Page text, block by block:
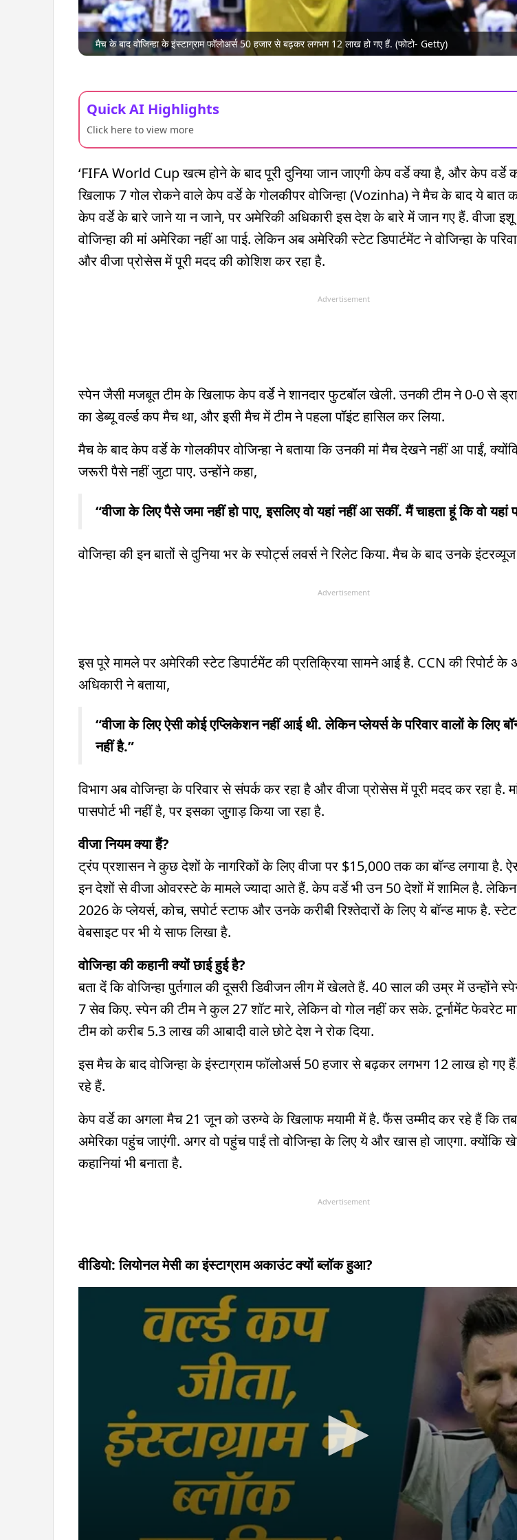
मैच के बाद वोजिन्हा के इंस्टाग्राम फॉलोअर्स 50 हजार से बढ़कर लगभग 12 लाख हो गए हैं. (फोटो- Getty)
Quick AI Highlights
Click here to view more
‘FIFA World Cup खत्म होने के बाद पूरी दुनिया जान जाएगी केप वर्डे क्या है, और केप वर्डे
खिलाफ 7 गोल रोकने वाले केप वर्डे के गोलकीपर वोजिन्हा (Vozinha) ने मैच के बाद ये बात
केप वर्डे के बारे जाने या न जाने, पर अमेरिकी अधिकारी इस देश के बारे में जान गए हैं. वीजा
वोजिन्हा की मां अमेरिका नहीं आ पाई. लेकिन अब अमेरिकी स्टेट डिपार्टमेंट ने वोजिन्हा के
और वीजा प्रोसेस में पूरी मदद की कोशिश कर रहा है.
Advertisement
स्पेन जैसी मजबूत टीम के खिलाफ केप वर्डे ने शानदार फुटबॉल खेली. उनकी टीम ने 0-0 से
का डेब्यू वर्ल्ड कप मैच था, और इसी मैच में टीम ने पहला पॉइंट हासिल कर लिया.
मैच के बाद केप वर्डे के गोलकीपर वोजिन्हा ने बताया कि उनकी मां मैच देखने नहीं आ पाईं,
जरूरी पैसे नहीं जुटा पाए. उन्होंने कहा,
“वीजा के लिए पैसे जमा नहीं हो पाए, इसलिए वो यहां नहीं आ सकीं. मैं चाहता हूं कि वो यहां
वोजिन्हा की इन बातों से दुनिया भर के स्पोर्ट्स लवर्स ने रिलेट किया. मैच के बाद उनके
Advertisement
इस पूरे मामले पर अमेरिकी स्टेट डिपार्टमेंट की प्रतिक्रिया सामने आई है. CCN की रिपोर्ट
अधिकारी ने बताया,
“वीजा के लिए ऐसी कोई एप्लिकेशन नहीं आई थी. लेकिन प्लेयर्स के परिवार वालों के लिए
नहीं है.”
विभाग अब वोजिन्हा के परिवार से संपर्क कर रहा है और वीजा प्रोसेस में पूरी मदद कर रहा है.
पासपोर्ट भी नहीं है, पर इसका जुगाड़ किया जा रहा है.
वीजा नियम क्या हैं?
ट्रंप प्रशासन ने कुछ देशों के नागरिकों के लिए वीजा पर $15,000 तक का बॉन्ड लगाया है.
इन देशों से वीजा ओवरस्टे के मामले ज्यादा आते हैं. केप वर्डे भी उन 50 देशों में शामिल है.
2026 के प्लेयर्स, कोच, सपोर्ट स्टाफ और उनके करीबी रिश्तेदारों के लिए ये बॉन्ड माफ है. स्टेट
वेबसाइट पर भी ये साफ लिखा है.
वोजिन्हा की कहानी क्यों छाई हुई है?
बता दें कि वोजिन्हा पुर्तगाल की दूसरी डिवीजन लीग में खेलते हैं. 40 साल की उम्र में उन्होंने
7 सेव किए. स्पेन की टीम ने कुल 27 शॉट मारे, लेकिन वो गोल नहीं कर सके. टूर्नामेंट फेवरेट
टीम को करीब 5.3 लाख की आबादी वाले छोटे देश ने रोक दिया.
इस मैच के बाद वोजिन्हा के इंस्टाग्राम फॉलोअर्स 50 हजार से बढ़कर लगभग 12 लाख हो गए हैं.
रहे हैं.
केप वर्डे का अगला मैच 21 जून को उरुग्वे के खिलाफ मयामी में है. फैंस उम्मीद कर रहे हैं कि
अमेरिका पहुंच जाएंगी. अगर वो पहुंच पाईं तो वोजिन्हा के लिए ये और खास हो जाएगा. क्योंकि
कहानियां भी बनाता है.
Advertisement
वीडियो: लियोनल मेसी का इंस्टाग्राम अकाउंट क्यों ब्लॉक हुआ?